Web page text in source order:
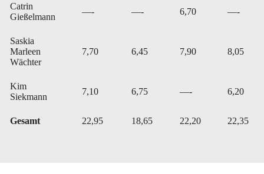
Catrin
Gießelmann
—- —- 6,70 —-
Saskia
Marleen
Wächter
7,70 6,45 7,90 8,05
Kim
Siekmann
7,10 6,75 —- 6,20
Gesamt 22,95 18,65 22,20 22,35